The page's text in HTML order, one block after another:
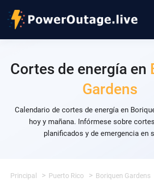
Cortes de energía en
Gardens
Calendario de cortes de energía en
hoy y mañana. Infórmese sobre
planificados y de emergencia en
Principal Puerto Rico Boriquen Gardens